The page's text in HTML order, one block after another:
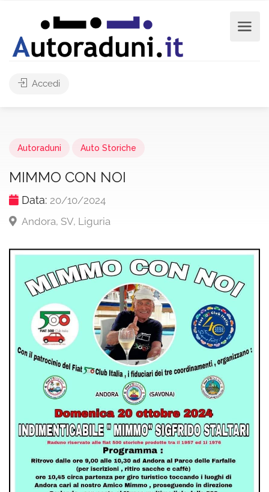
Accedi
Autoraduni Auto Storiche
MIMMO CON NOI
Data: 20/10/2024
Andora, SV, Liguria